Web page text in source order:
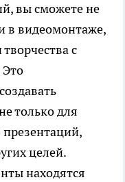
вы сможете не
в видеомонтаже,
с
только для
презентаций,
целей.
находятся